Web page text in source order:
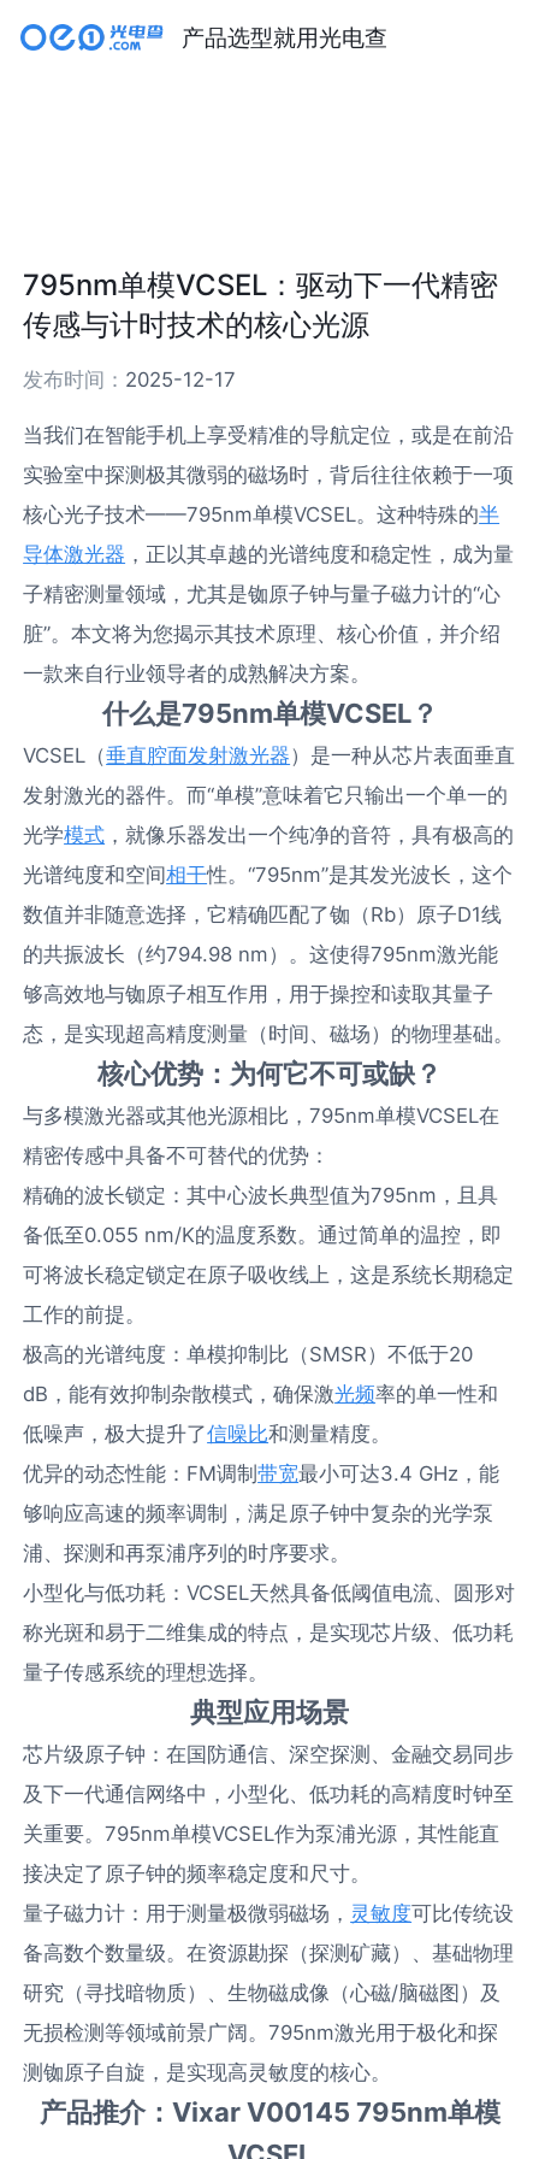
产品选型就用光电查
795nm单模VCSEL：驱动下一代精密
传感与计时技术的核心光源
发布时间： 2025-12-17
当我们在智能手机上享受精准的导航定位，或是在前沿
实验室中探测极其微弱的磁场时，背后往往依赖于一项
核心光子技术——795nm单模VCSEL。这种特殊的半
导体激光器 ，正以其卓越的光谱纯度和稳定性，成为量
子精密测量领域，尤其是铷原子钟与量子磁力计的“心
脏”。本文将为您揭示其技术原理、核心价值，并介绍
一款来自行业领导者的成熟解决方案。
什么是795nm单模VCSEL？
VCSEL（垂直腔面发射激光器）是一种从芯片表面垂直
发射激光的器件。而“单模”意味着它只输出一个单一的
光学模式 ，就像乐器发出一个纯净的音符，具有极高的
光谱纯度和空间相干性。“795nm”是其发光波长，这个
数值并非随意选择，它精确匹配了铷（Rb）原子D1线
的共振波长（约794.98 nm）。这使得795nm激光能
够高效地与铷原子相互作用，用于操控和读取其量子
态，是实现超高精度测量（时间、磁场）的物理基础。
核心优势：为何它不可或缺？
与多模激光器或其他光源相比，795nm单模VCSEL在
精密传感中具备不可替代的优势：
精确的波长锁定：其中心波长典型值为795nm，且具
备低至0.055 nm/K的温度系数。通过简单的温控，即
可将波长稳定锁定在原子吸收线上，这是系统长期稳定
工作的前提。
极高的光谱纯度：单模抑制比（SMSR）不低于20
dB，能有效抑制杂散模式，确保激光频率的单一性和
低噪声，极大提升了信噪比和测量精度。
优异的动态性能：FM调制带宽最小可达3.4 GHz，能
够响应高速的频率调制，满足原子钟中复杂的光学泵
浦、探测和再泵浦序列的时序要求。
小型化与低功耗：VCSEL天然具备低阈值电流、圆形对
称光斑和易于二维集成的特点，是实现芯片级、低功耗
量子传感系统的理想选择。
典型应用场景
芯片级原子钟：在国防通信、深空探测、金融交易同步
及下一代通信网络中，小型化、低功耗的高精度时钟至
关重要。795nm单模VCSEL作为泵浦光源，其性能直
接决定了原子钟的频率稳定度和尺寸。
量子磁力计：用于测量极微弱磁场， 灵敏度可比传统设
备高数个数量级。在资源勘探（探测矿藏）、基础物理
研究（寻找暗物质）、生物磁成像（心磁/脑磁图）及
无损检测等领域前景广阔。795nm激光用于极化和探
测铷原子自旋，是实现高灵敏度的核心。
产品推介：Vixar V00145 795nm单模